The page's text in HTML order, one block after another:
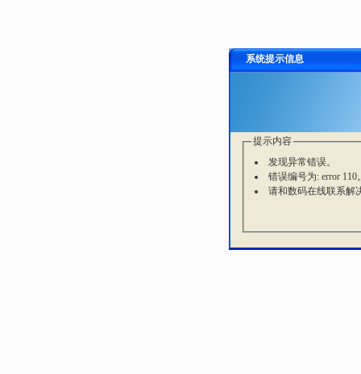
系统提示信息
提示内容
发现异常错误。
错误编号为: error 110
请和数码在线联系解